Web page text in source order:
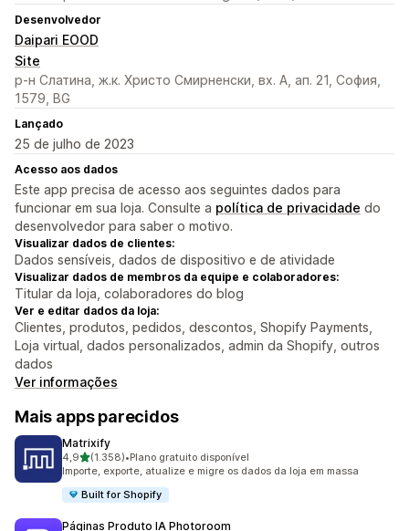
Desenvolvedor
Daipari EOOD
Site
р-н Слатина, ж.к. Христо Смирненски, вх. А, ап. 21, София,
1579, BG
Lançado
25 de julho de 2023
Acesso aos dados
Este app precisa de acesso aos seguintes dados para
funcionar em sua loja. Consulte a política de privacidade do
desenvolvedor para saber o motivo.
Visualizar dados de clientes:
Dados sensíveis, dados de dispositivo e de atividade
Visualizar dados de membros da equipe e colaboradores:
Titular da loja, colaboradores do blog
Ver e editar dados da loja:
Clientes, produtos, pedidos, descontos, Shopify Payments,
Loja virtual, dados personalizados, admin da Shopify, outros
dados
Ver informações
Mais apps parecidos
Matrixify
4,9de 5 estrelas
(1.358)
1358 avaliações ao todo
•Plano gratuito disponível
Importe, exporte, atualize e migre os dados da loja em massa
Built for Shopify
Páginas Produto IA Photoroom